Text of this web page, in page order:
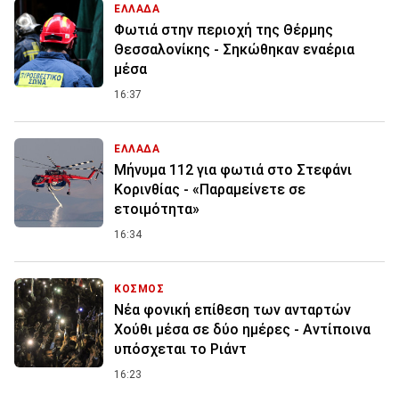
ΕΛΛΑΔΑ
Φωτιά στην περιοχή της Θέρμης
Θεσσαλονίκης - Σηκώθηκαν εναέρια
μέσα
16:37
ΕΛΛΑΔΑ
Μήνυμα 112 για φωτιά στο Στεφάνι
Κορινθίας - «Παραμείνετε σε
ετοιμότητα»
16:34
ΚΟΣΜΟΣ
Νέα φονική επίθεση των ανταρτών
Χούθι μέσα σε δύο ημέρες - Αντίποινα
υπόσχεται το Ριάντ
16:23